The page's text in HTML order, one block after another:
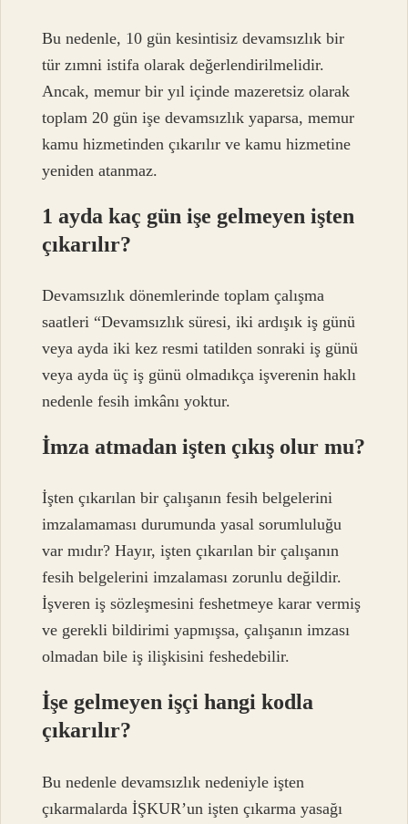
Bu nedenle, 10 gün kesintisiz devamsızlık bir
tür zımni istifa olarak değerlendirilmelidir.
Ancak, memur bir yıl içinde mazeretsiz olarak
toplam 20 gün işe devamsızlık yaparsa, memur
kamu hizmetinden çıkarılır ve kamu hizmetine
yeniden atanmaz.
1 ayda kaç gün işe gelmeyen işten
çıkarılır?
Devamsızlık dönemlerinde toplam çalışma
saatleri “Devamsızlık süresi, iki ardışık iş günü
veya ayda iki kez resmi tatilden sonraki iş günü
veya ayda üç iş günü olmadıkça işverenin haklı
nedenle fesih imkânı yoktur.
İmza atmadan işten çıkış olur mu?
İşten çıkarılan bir çalışanın fesih belgelerini
imzalamaması durumunda yasal sorumluluğu
var mıdır? Hayır, işten çıkarılan bir çalışanın
fesih belgelerini imzalaması zorunlu değildir.
İşveren iş sözleşmesini feshetmeye karar vermiş
ve gerekli bildirimi yapmışsa, çalışanın imzası
olmadan bile iş ilişkisini feshedebilir.
İşe gelmeyen işçi hangi kodla
çıkarılır?
Bu nedenle devamsızlık nedeniyle işten
çıkarmalarda İŞKUR’un işten çıkarma yasağı